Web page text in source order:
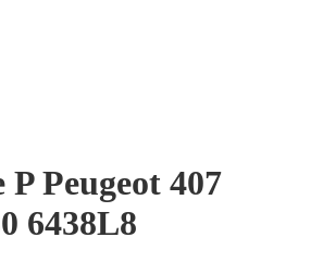
Peugeot 407
6438L8